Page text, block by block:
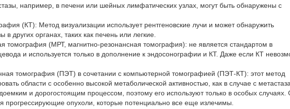
например, в печени или шейных лимфатических узлах, могут быть обнаружены с
(КТ): Метод визуализации использует рентгеновские лучи и может обнаружить
в других органах, таких как печень или легкие.
томография (МРТ, магнитно-резонансная томография): не является стандартом в
и используется только в дополнение к эндосонографии и КТ. Даже если КТ
томография (ПЭТ) в сочетании с компьютерной томографией (ПЭТ-КТ): этот метод
области с особенно высокой метаболической активностью, как в случае с
и дорогостоящим процессом, поэтому его используют только в особых
прогрессирующие опухоли, которые потенциально все еще излечимы.